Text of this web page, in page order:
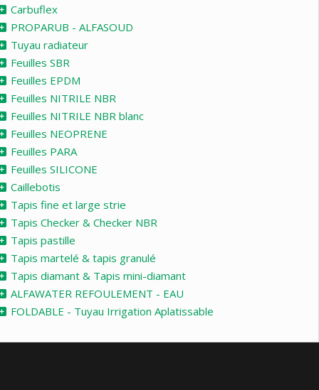
Carbuflex
PROPARUB - ALFASOUD
Tuyau radiateur
Feuilles SBR
Feuilles EPDM
Feuilles NITRILE NBR
Feuilles NITRILE NBR blanc
Feuilles NEOPRENE
Feuilles PARA
Feuilles SILICONE
Caillebotis
Tapis fine et large strie
Tapis Checker & Checker NBR
Tapis pastille
Tapis martelé & tapis granulé
Tapis diamant & Tapis mini-diamant
ALFAWATER REFOULEMENT - EAU
FOLDABLE - Tuyau Irrigation Aplatissable